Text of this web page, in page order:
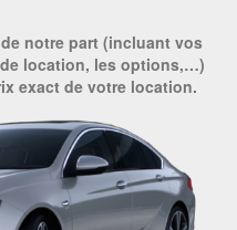
notre part (incluant vos
location, les options,…)
exact de votre location.